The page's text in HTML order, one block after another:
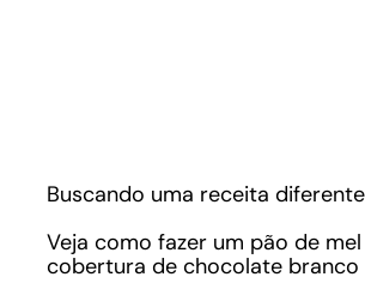
Buscando uma receita
Veja como fazer um pão de
cobertura de chocolate